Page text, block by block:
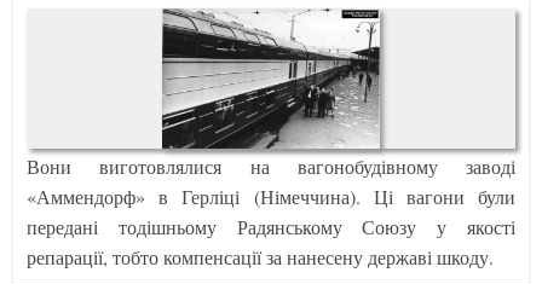
Вони виготовлялися на вагонобудівному заводі
«Аммендорф» в Герліці (Німеччина). Ці вагони були
передані тодішньому Радянському Союзу у якості
репарації, тобто компенсації за нанесену державі шкоду.